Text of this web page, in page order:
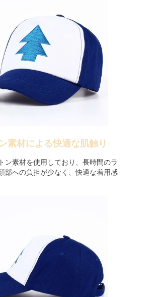
素材による快適な肌触り
ン素材を使用しており、長時間のラ
部への負担が少なく、快適な着用感